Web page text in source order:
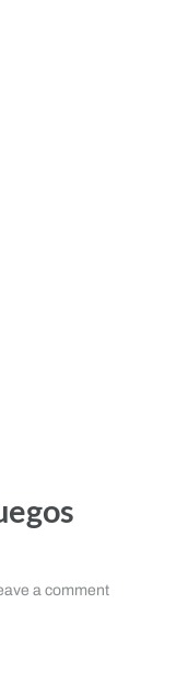
a comment